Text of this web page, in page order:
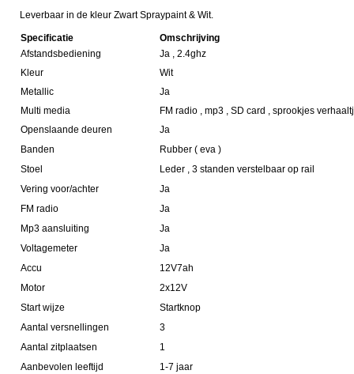
Leverbaar in de kleur Zwart Spraypaint & Wit.
Specificatie
Omschrijving
Afstandsbediening
Ja , 2.4ghz
Kleur
Wit
Metallic
Ja
Multi media
FM radio , mp3 , SD card , sprookjes
Openslaande deuren
Ja
Banden
Rubber ( eva )
Stoel
Leder , 3 standen verstelbaar op rail
Vering voor/achter
Ja
FM radio
Ja
Mp3 aansluiting
Ja
Voltagemeter
Ja
Accu
12V7ah
Motor
2x12V
Start wijze
Startknop
Aantal versnellingen
3
Aantal zitplaatsen
1
Aanbevolen leeftijd
1-7 jaar